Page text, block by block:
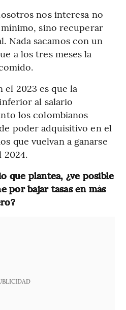
nos interesa no
sino recuperar
Nada sacamos con un
a los tres meses la
el 2023 es que la
al salario
los colombianos
poder adquisitivo en el
que vuelvan a ganarse
2024.
que plantea, ¿ve posible
por bajar tasas en más